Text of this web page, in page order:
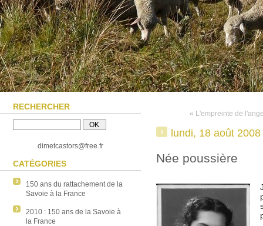
RECHERCHER
dimetcastors@free.fr
CATÉGORIES
150 ans du rattachement de la
Savoie à la France
2010 : 150 ans de la Savoie à
la France
« L'empreinte de
lundi, 18 août 2008
Née poussière